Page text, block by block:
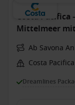
Costa Pacifica
Mittelmeer
Ab Savona
Costa Pacifica
Dreamlines